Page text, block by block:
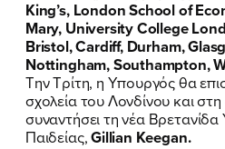
FB IN TW YT
King’s, London School of
Mary, University College
Bristol, Cardiff, Durham,
Nottingham, Southampton,
Την Τρίτη, η Υπουργός θα
σχολεία του Λονδίνου και
συναντήσει τη νέα
Παιδείας,Gillian Keegan.